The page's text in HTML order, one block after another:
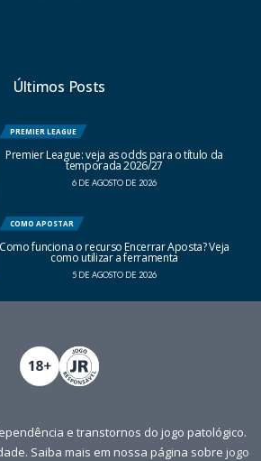
Últimos Posts
PREMIER LEAGUE
Premier League: veja as odds para o título da
temporada 2026/27
6 DE AGOSTO DE 2026
COMO APOSTAR
Como funciona o recurso Encerrar Aposta? Veja
como utilizar a ferramenta
5 DE AGOSTO DE 2026
e transtornos do jogo patológico.
Saiba mais em nossa página sobre jogo